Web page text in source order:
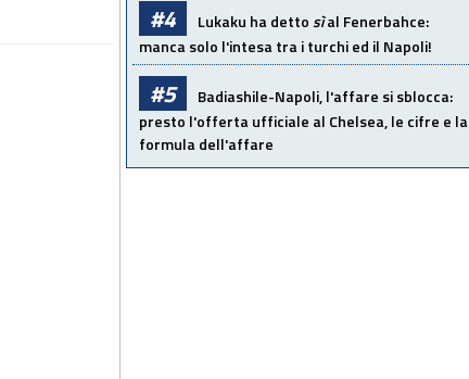
#4 Lukaku ha dettosìal Fenerbahce:
manca solo l'intesa tra i turchi ed il Napoli!
#5
Badiashile-Napoli, l'affare si sblocca:
presto l'offerta ufficiale al Chelsea, le cifre e la
formula dell'affare